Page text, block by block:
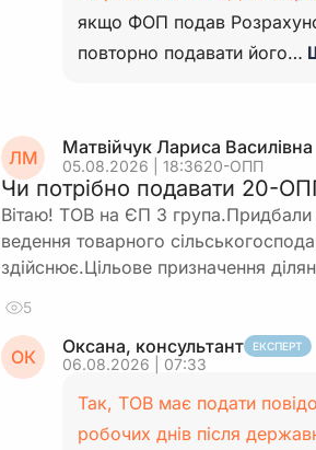
якщо ФОП подав
повторно подавати його…
ЛМ Матвійчук Лариса Василівна
05.08.2026 | 18:3620-ОПП
Чи потрібно подавати 20-
Вітаю! ТОВ на ЄП 3
ведення товарного
здійснює.Цільове призначення
5
ОК Оксана, консультант ЕКСПЕРТ
06.08.2026 | 07:33
Так, ТОВ має подати
робочих днів після